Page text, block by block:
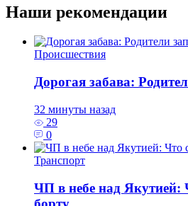
Наши рекомендации
Происшествия
Дорогая забава:
32 минуты назад
29
0
Транспорт
ЧП в небе над Якутией: